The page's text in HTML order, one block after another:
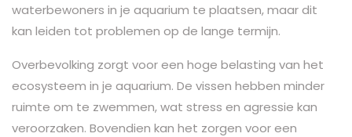
waterbewoners in je aquarium te plaatsen, maar dit
kan leiden tot problemen op de lange termijn.
Overbevolking zorgt voor een hoge belasting van het
ecosysteem in je aquarium. De vissen hebben minder
ruimte om te zwemmen, wat stress en agressie kan
veroorzaken. Bovendien kan het zorgen voor een